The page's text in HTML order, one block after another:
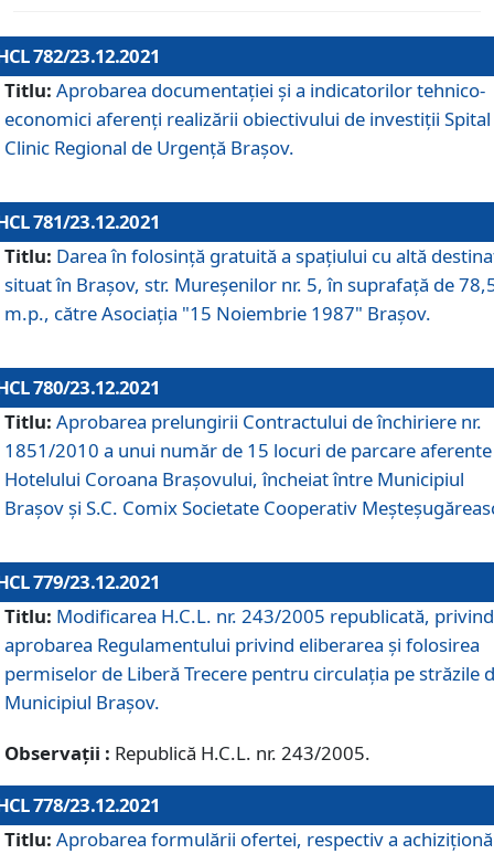
782/23.12.2021
Titlu: Aprobarea documentației și a indicatorilor tehnico-
economici aferenți realizării obiectivului de investiții Spital
Clinic Regional de Urgență Brașov.
781/23.12.2021
Titlu: Darea în folosinţă gratuită a spaţiului cu altă
situat în Braşov, str. Mureşenilor nr. 5, în suprafaţă de
m.p., către Asociaţia "15 Noiembrie 1987" Braşov.
780/23.12.2021
Titlu: Aprobarea prelungirii Contractului de închiriere nr.
1851/2010 a unui număr de 15 locuri de parcare aferente
Hotelului Coroana Brașovului, încheiat între Municipiul
Braşov şi S.C. Comix Societate Cooperativ
779/23.12.2021
Titlu: Modificarea H.C.L. nr. 243/2005 republicată, privind
aprobarea Regulamentului privind eliberarea şi folosirea
permiselor de Liberă Trecere pentru circulația pe străzile
Municipiul Braşov.
Observații : Republică H.C.L. nr. 243/2005.
778/23.12.2021
Titlu: Aprobarea formulării ofertei, respectiv a